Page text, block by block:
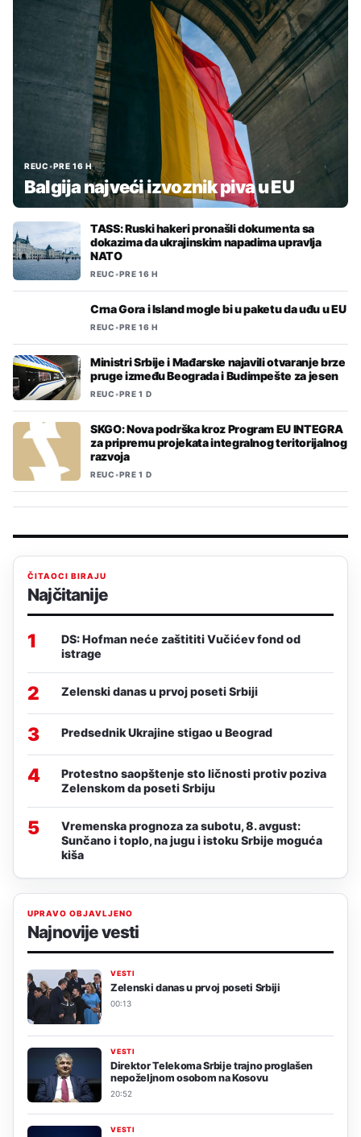
REUC•PRE 16 H
Balgija najveći izvoznik piva u EU
TASS: Ruski hakeri pronašli dokumenta sa
dokazima da ukrajinskim napadima upravlja
NATO
REUC•PRE 16 H
Crna Gora i Island mogle bi u paketu da uđu u EU
REUC•PRE 16 H
Ministri Srbije i Mađarske najavili otvaranje brze
pruge između Beograda i Budimpešte za jesen
REUC•PRE 1 D
SKGO: Nova podrška kroz Program EU INTEGRA
za pripremu projekata integralnog teritorijalnog
razvoja
REUC•PRE 1 D
ČITAOCI BIRAJU
Najčitanije
1
DS: Hofman neće zaštititi Vučićev fond od
istrage
2 Zelenski danas u prvoj poseti Srbiji
3 Predsednik Ukrajine stigao u Beograd
4
Protestno saopštenje sto ličnosti protiv poziva
Zelenskom da poseti Srbiju
5
Vremenska prognoza za subotu, 8. avgust:
Sunčano i toplo, na jugu i istoku Srbije moguća
kiša
UPRAVO OBJAVLJENO
Najnovije vesti
VESTI
Zelenski danas u prvoj poseti Srbiji
00:13
VESTI
Direktor Telekoma Srbije trajno proglašen
nepoželjnom osobom na Kosovu
20:52
VESTI